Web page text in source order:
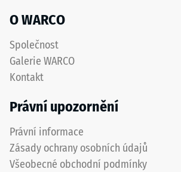
O WARCO
Společnost
Galerie WARCO
Kontakt
Právní upozornění
Právní informace
Zásady ochrany osobních údajů
Všeobecné obchodní podmínky